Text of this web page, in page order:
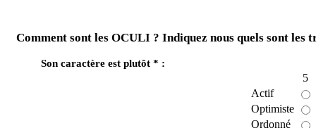
Comment sont les OCULI ? Indiquez nous quels sont
Son caractère est plutôt * :
5
Actif
Optimiste
Ordonné